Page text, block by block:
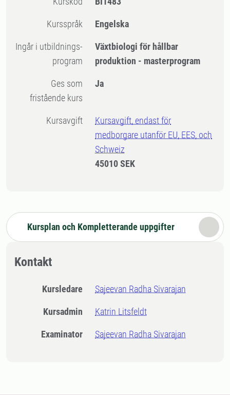
Kursspråk Engelska
Ingår i utbildnings-
program
Växtbiologi för hållbar
produktion - masterprogram
Ges som
fristående kurs
Ja
Kursavgift
Kursavgift, endast för
medborgare utanför EU, EES, och
Schweiz
45010 SEK
Kursplan och Kompletterande uppgifter
Kontakt
Kursledare Sajeevan Radha Sivarajan
Kursadmin Katrin Litsfeldt
Examinator Sajeevan Radha Sivarajan